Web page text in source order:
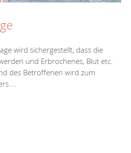
wird sichergestellt, dass die
und Erbrochenes, Blut etc.
des Betroffenen wird zum